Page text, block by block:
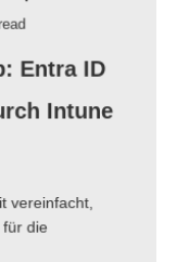
Entra ID
Intune
vereinfacht,
die